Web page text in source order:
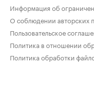
Информация об
О соблюдении авторских
Пользовательское
Политика в отношении
Политика обработки